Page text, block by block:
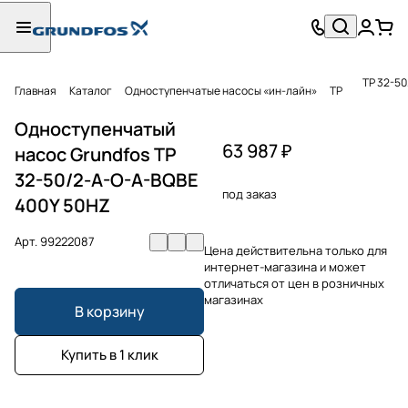
Главная Каталог Одноступенчатые насосы «ин-лайн» TP TP 32-
Одноступенчатый
насос Grundfos TP
32-50/2-A-O-A-BQBE
400Y 50HZ
Арт.99222087
В корзину
Купить в 1 клик
63 987 ₽
под заказ
Цена действительна только для
интернет-магазина и может
отличаться от цен в розничных
магазинах